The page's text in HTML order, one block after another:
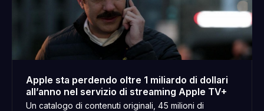
Apple sta perdendo oltre 1 miliardo di dollari
all’anno nel servizio di streaming Apple TV+
Un catalogo di contenuti originali, 45 milioni di